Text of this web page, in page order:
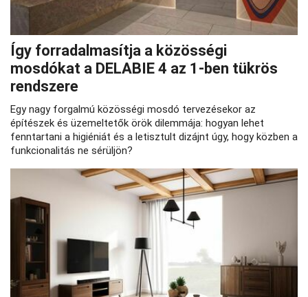
Így forradalmasítja a közösségi
mosdókat a DELABIE 4 az 1-ben tükrös
rendszere
Egy nagy forgalmú közösségi mosdó tervezésekor az
építészek és üzemeltetők örök dilemmája: hogyan lehet
fenntartani a higiéniát és a letisztult dizájnt úgy, hogy közben a
funkcionalitás ne sérüljön?